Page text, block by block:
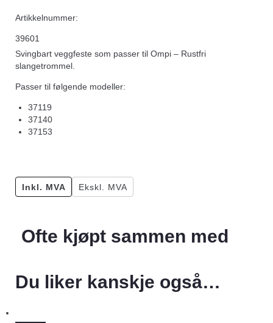
Artikkelnummer:
39601
Svingbart veggfeste som passer til Ompi – Rustfri
slangetrommel.
Passer til følgende modeller:
37119
37140
37153
Inkl. MVA Ekskl. MVA
Ofte kjøpt sammen med
Du liker kanskje også…